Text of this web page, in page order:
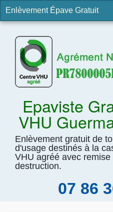
Enlèvement Épave Gratuit
Epaviste
VHU
Enlèvement gratuit de
d'usage destinés à la
VHU agréé avec
destruction.
07 86